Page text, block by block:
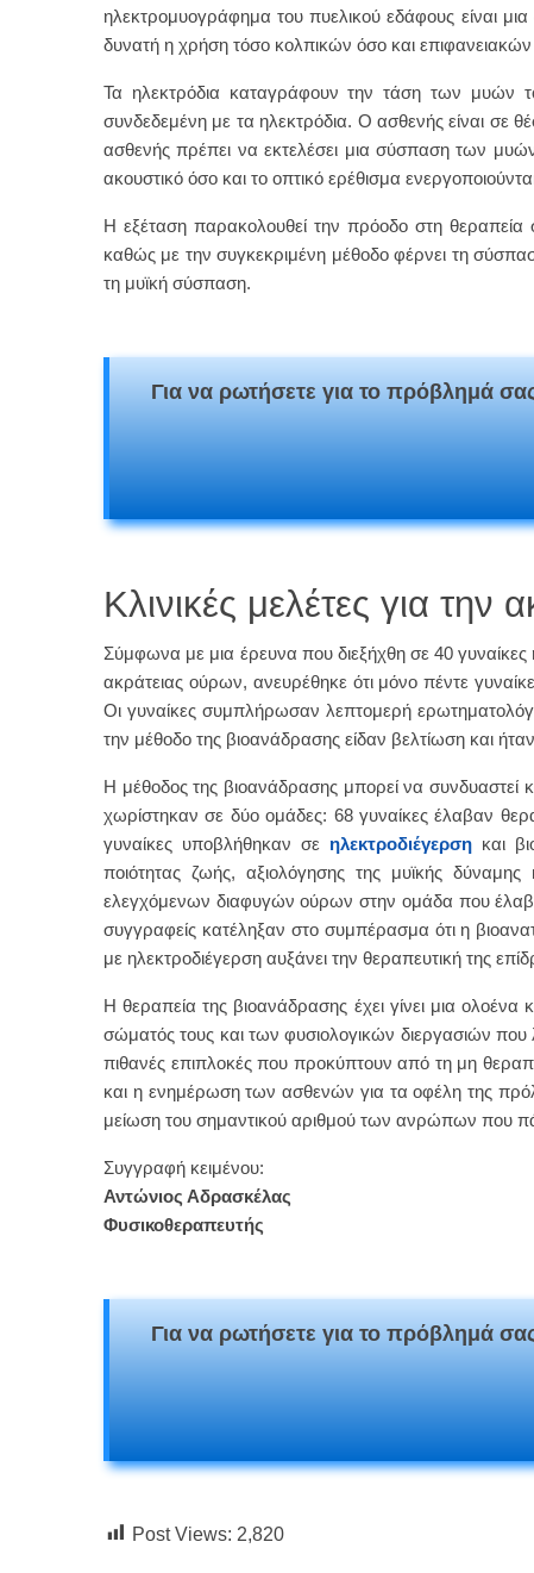
ηλεκτρομυογράφημα του πυελικού εδάφους είναι
δυνατή η χρήση τόσο κολπικών όσο και επιφανειακών
Τα ηλεκτρόδια καταγράφουν την τάση των μυών
συνδεδεμένη με τα ηλεκτρόδια. Ο ασθενής είναι
ασθενής πρέπει να εκτελέσει μια σύσπαση των
ακουστικό όσο και το οπτικό ερέθισμα
Η εξέταση παρακολουθεί την πρόοδο στη θεραπεία
καθώς με την συγκεκριμένη μέθοδο φέρνει τη
τη μυϊκή σύσπαση.
Για να ρωτήσετε για το πρόβλημά
Κλινικές μελέτες για
Σύμφωνα με μια έρευνα που διεξήχθη σε 40
ακράτειας ούρων, ανευρέθηκε ότι μόνο πέντε
Οι γυναίκες συμπλήρωσαν λεπτομερή
την μέθοδο της βιοανάδρασης είδαν βελτίωση και
Η μέθοδος της βιοανάδρασης μπορεί να συνδυαστεί
χωρίστηκαν σε δύο ομάδες: 68 γυναίκες έλαβαν
γυναίκες υποβλήθηκαν σε ηλεκτροδιέγερση και
ποιότητας ζωής, αξιολόγησης της μυϊκής
ελεγχόμενων διαφυγών ούρων στην ομάδα που
συγγραφείς κατέληξαν στο συμπέρασμα ότι η
με ηλεκτροδιέγερση αυξάνει την θεραπευτική της
Η θεραπεία της βιοανάδρασης έχει γίνει μια
σώματός τους και των φυσιολογικών διεργασιών που
πιθανές επιπλοκές που προκύπτουν από τη μη
και η ενημέρωση των ασθενών για τα οφέλη της
μείωση του σημαντικού αριθμού των ανρώπων που
Συγγραφή κειμένου:
Αντώνιος Αδρασκέλας
Φυσικοθεραπευτής
Για να ρωτήσετε για το πρόβλημά
Post Views: 2,820